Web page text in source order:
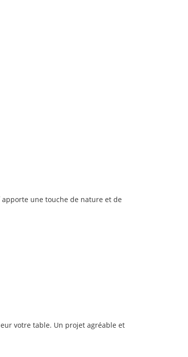
apporte une touche de nature et de
votre table. Un projet agréable et